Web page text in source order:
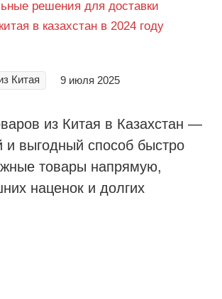
Китая 9 июля 2025
из Китая в Казахстан —
и выгодный способ быстро
товары напрямую,
наценок и долгих